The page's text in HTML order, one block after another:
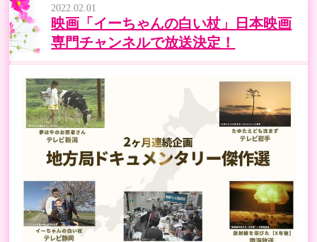
2022.02.01
映画「イーちゃんの白い杖」日本映画
専門チャンネルで放送決定！